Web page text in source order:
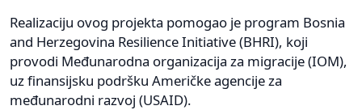
Realizaciju ovog projekta pomogao je program Bosnia
and Herzegovina Resilience Initiative (BHRI), koji
provodi Međunarodna organizacija za migracije (IOM),
uz finansijsku podršku Američke agencije za
međunarodni razvoj (USAID).